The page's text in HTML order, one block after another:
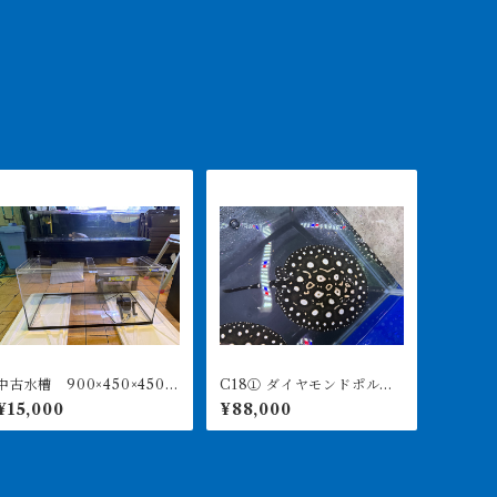
古水槽 900×450×450ア
リル水槽 上部濾過セッ
C18① ダイヤモンドポル
カ アルビノヘテロ 体盤1
6㎝前後 ♀
¥88,000